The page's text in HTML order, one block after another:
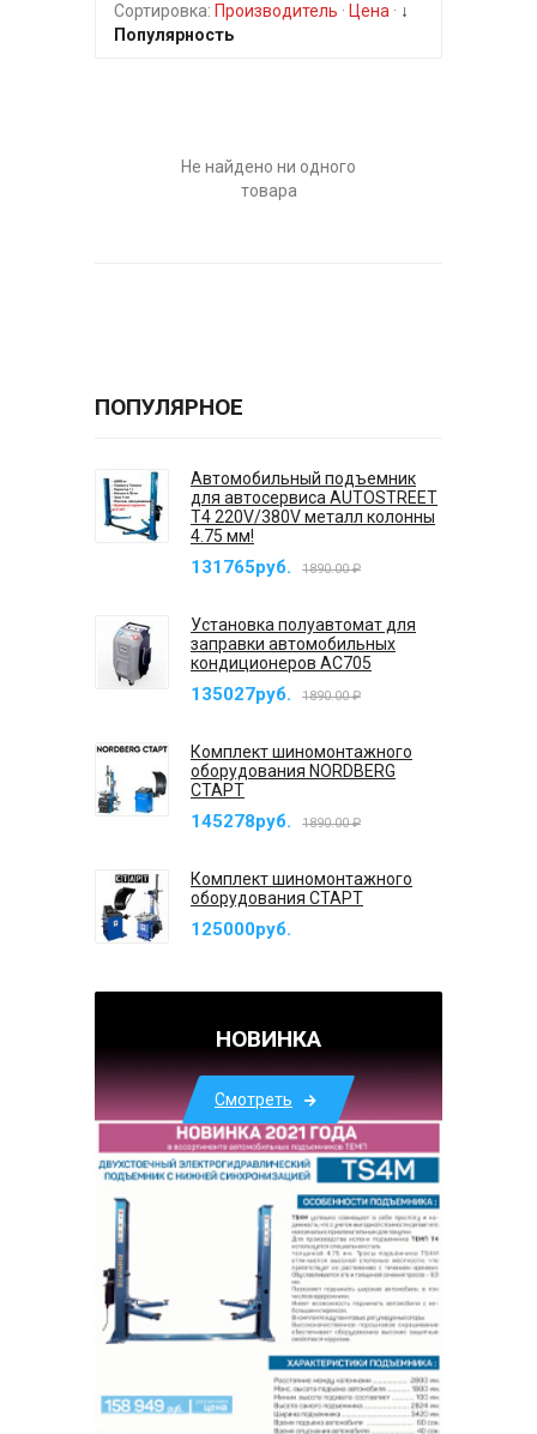
Сортировка: Производитель · Цена · ↓
Популярность
Не найдено ни одного
товара
ПОПУЛЯРНОЕ
Автомобильный подъемник
для автосервиса AUTOSTREET
T4 220V/380V металл колонны
4.75 мм!
131765руб. 1890.00 ₽
Установка полуавтомат для
заправки автомобильных
кондиционеров AC705
135027руб. 1890.00 ₽
Комплект шиномонтажного
оборудования NORDBERG
СТАРТ
145278руб. 1890.00 ₽
Комплект шиномонтажного
оборудования СТАРТ
125000руб.
НОВИНКА
Смотреть